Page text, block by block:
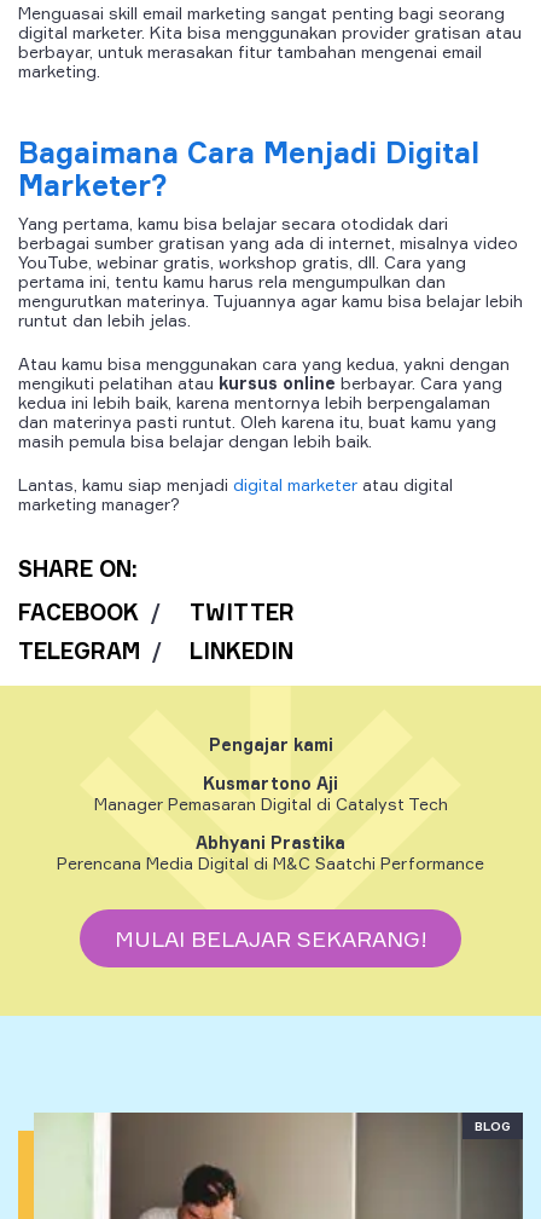
Menguasai skill email marketing sangat penting bagi seorang
digital marketer. Kita bisa menggunakan provider gratisan atau
berbayar, untuk merasakan fitur tambahan mengenai email
marketing.
Bagaimana Cara Menjadi Digital
Marketer?
Yang pertama, kamu bisa belajar secara otodidak dari
berbagai sumber gratisan yang ada di internet, misalnya video
YouTube, webinar gratis, workshop gratis, dll. Cara yang
pertama ini, tentu kamu harus rela mengumpulkan dan
mengurutkan materinya. Tujuannya agar kamu bisa belajar lebih
runtut dan lebih jelas.
Atau kamu bisa menggunakan cara yang kedua, yakni dengan
mengikuti pelatihan atau kursus online berbayar. Cara yang
kedua ini lebih baik, karena mentornya lebih berpengalaman
dan materinya pasti runtut. Oleh karena itu, buat kamu yang
masih pemula bisa belajar dengan lebih baik.
Lantas, kamu siap menjadi digital marketer atau digital
marketing manager?
SHARE ON:
FACEBOOK /
TWITTER
TELEGRAM / LINKEDIN
Pengajar kami
Kusmartono Aji
Manager Pemasaran Digital di Catalyst Tech
Abhyani Prastika
Perencana Media Digital di M&C Saatchi Performance
MULAI BELAJAR SEKARANG!
BLOG